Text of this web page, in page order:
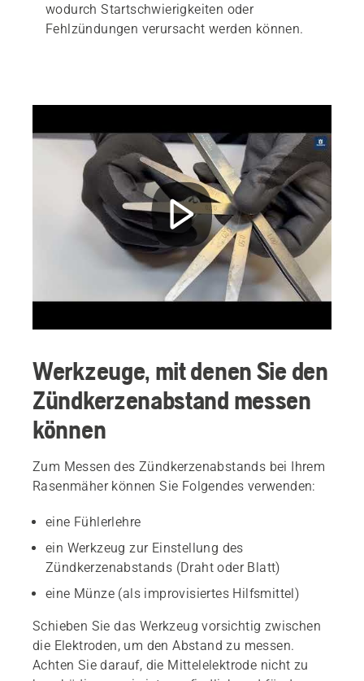
wodurch Startschwierigkeiten oder
Fehlzündungen verursacht werden können.
Werkzeuge, mit denen Sie den
Zündkerzenabstand messen
können
Zum Messen des Zündkerzenabstands bei Ihrem
Rasenmäher können Sie Folgendes verwenden:
eine Fühlerlehre
ein Werkzeug zur Einstellung des
Zündkerzenabstands (Draht oder Blatt)
eine Münze (als improvisiertes Hilfsmittel)
Schieben Sie das Werkzeug vorsichtig zwischen
die Elektroden, um den Abstand zu messen.
Achten Sie darauf, die Mittelelektrode nicht zu